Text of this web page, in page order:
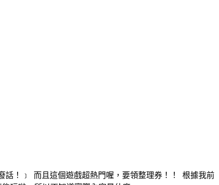
話！﹞ 而且這個遊戲超熱門喔，要領整理券！！ 根據我前